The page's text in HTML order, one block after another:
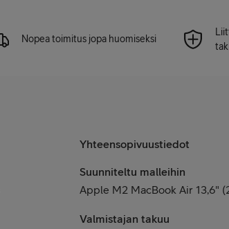
Nopea toimitus jopa huomiseksi
Yhteensopivuustiedot
Suunniteltu malleihin
Apple M2 MacBook Air 13,6"
Valmistajan takuu